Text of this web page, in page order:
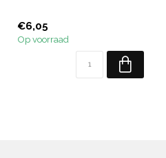
€6,05
Op voorraad